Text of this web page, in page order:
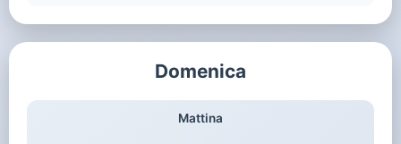
Domenica
Mattina